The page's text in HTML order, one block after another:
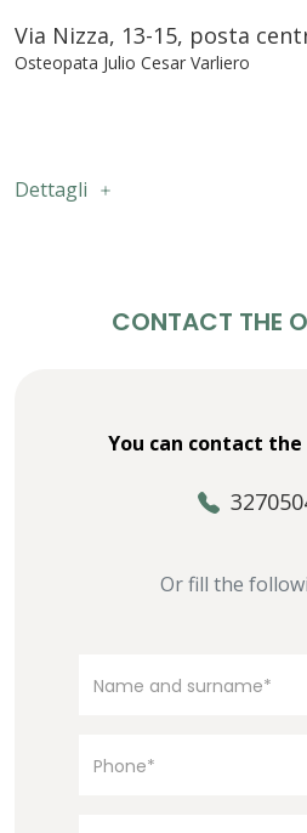
Via Nizza, 13-15, posta
Osteopata Julio Cesar Varliero
Dettagli
CONTACT THE
You can contact
Or fill the